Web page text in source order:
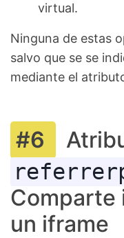
virtual.
Ninguna de estas
salvo que se se
mediante el
Comparte
un iframe